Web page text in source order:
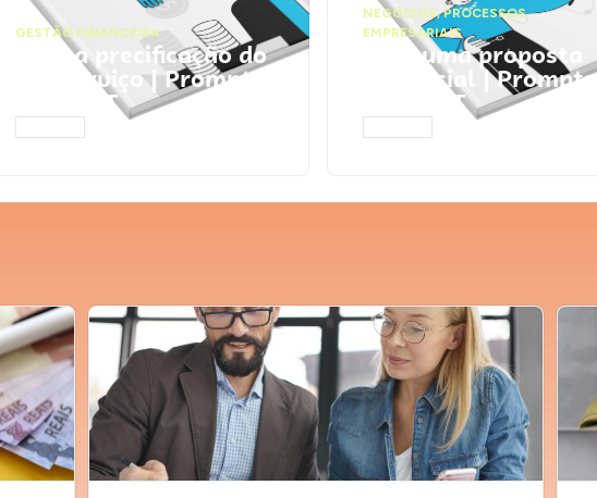
GESTÃO FINANCEIRA
Faça a precificação do
seu serviço | Prompts
ChatGPT
NEGÓCIOS,PROCESSOS
EMPRESARIAIS
Faça uma proposta
comercial | Prompts
ChatGPT